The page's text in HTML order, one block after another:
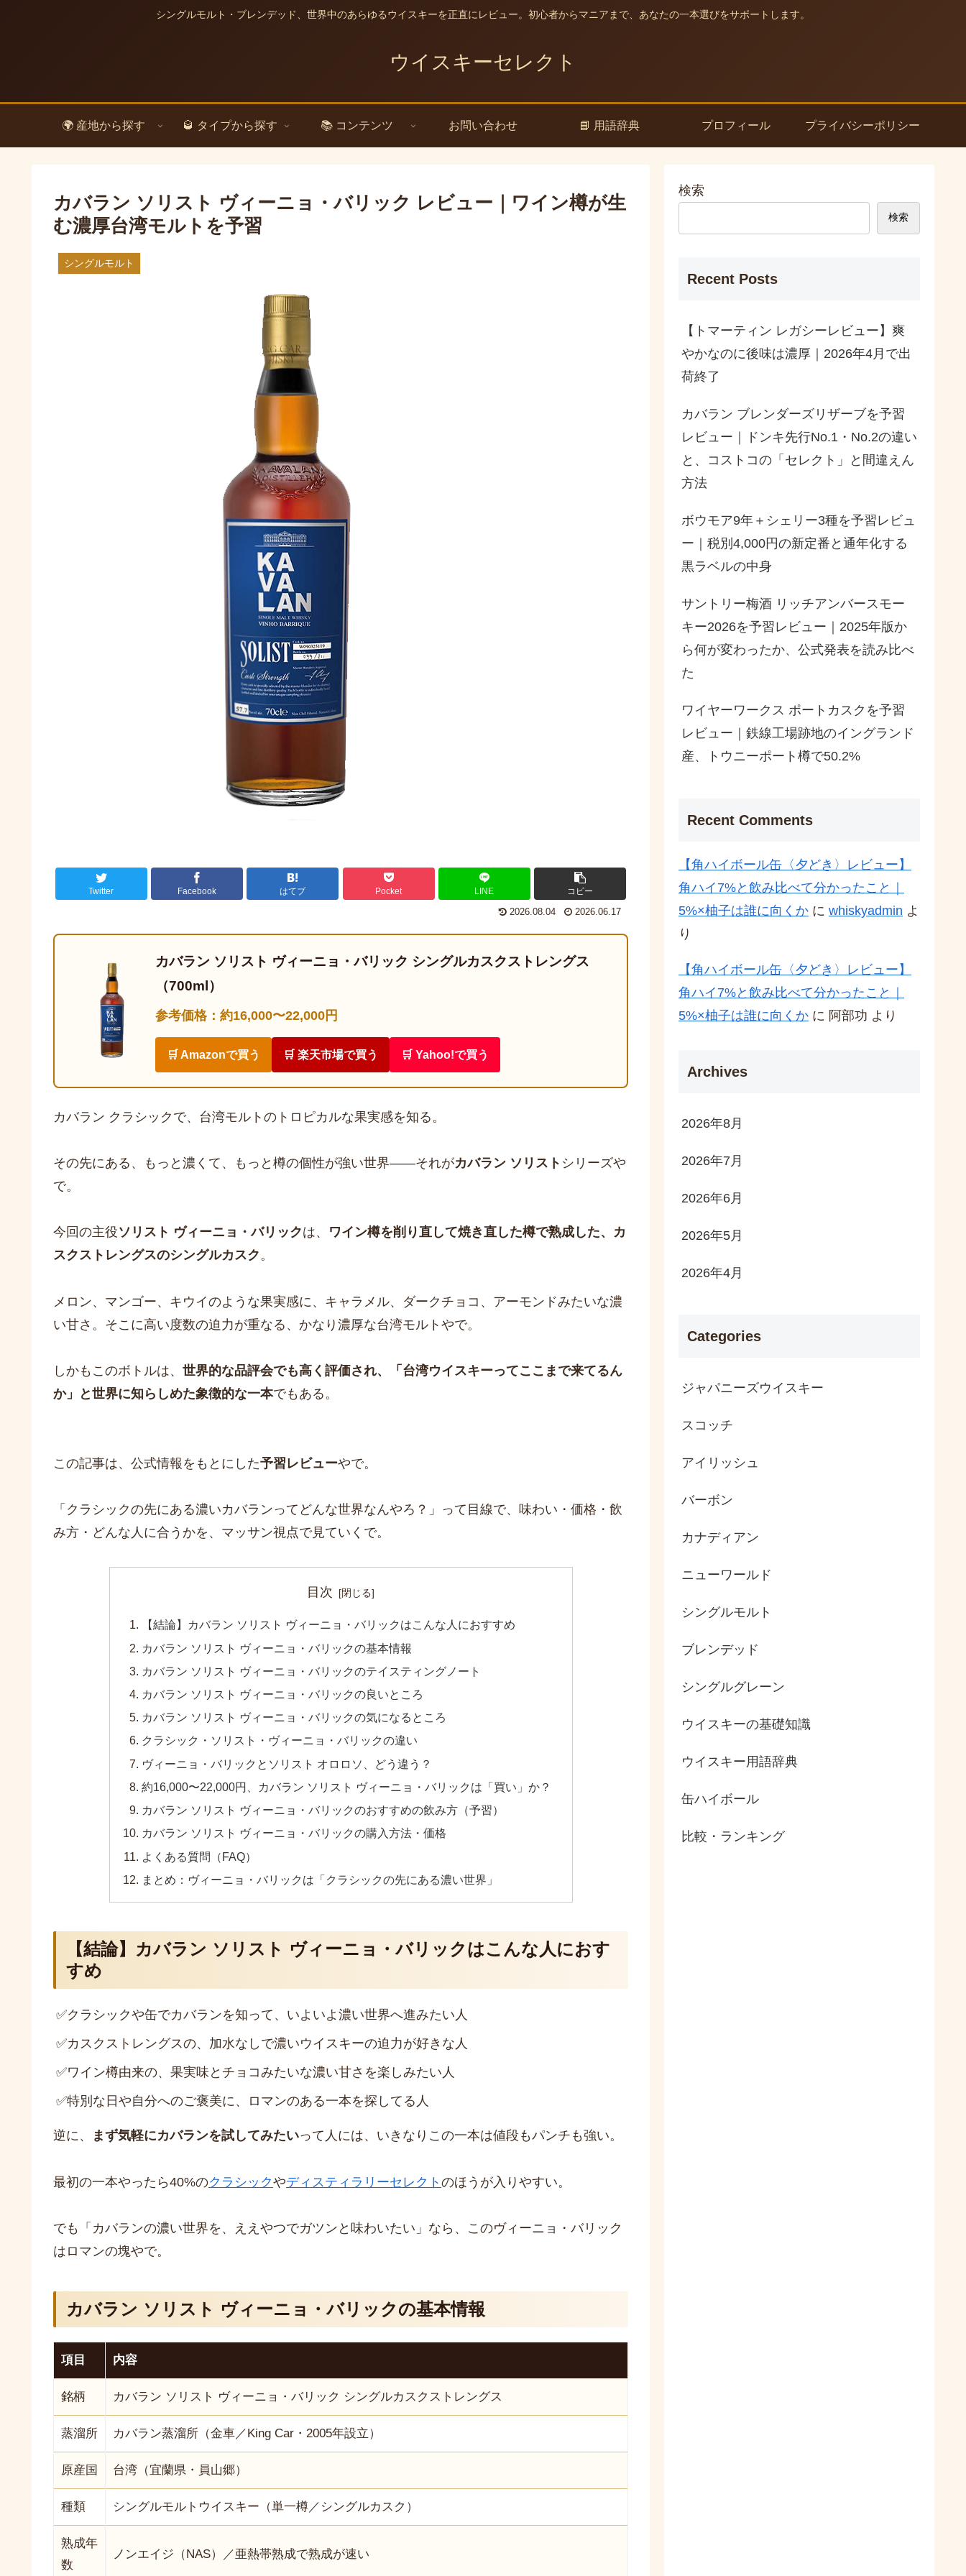
シングルモルト・ブレンデッド、世界中のあらゆるウイスキーを正直にレビュー。初心者からマニアまで、あなたの一本選びをサポートします。
ウイスキーセレクト
🌍 産地から探す 🥃 タイプから探す 📚 コンテンツ お問い合わせ 📘 用語辞典 プロフィール プライバシーポリシー
カバラン ソリスト ヴィーニョ・バリック レビュー｜ワイン樽が生
む濃厚台湾モルトを予習
シングルモルト
Twitter Facebook はてブ Pocket LINE コピー
2026.08.04 2026.06.17
カバラン ソリスト ヴィーニョ・バリック シングルカスクストレングス
（700ml）
参考価格：約16,000〜22,000円
🛒 Amazonで買う 🛒 楽天市場で買う 🛒 Yahoo!で買う
カバラン クラシックで、台湾モルトのトロピカルな果実感を知る。
その先にある、もっと濃くて、もっと樽の個性が強い世界——それがカバラン ソリスト シリーズや
で。
今回の主役ソリスト ヴィーニョ・バリックは、 ワイン樽を削り直して焼き直した樽で熟成した、カ
スクストレングスのシングルカスク。
メロン、マンゴー、キウイのような果実感に、キャラメル、ダークチョコ、アーモンドみたいな濃
い甘さ。そこに高い度数の迫力が重なる、かなり濃厚な台湾モルトやで。
しかもこのボトルは、 世界的な品評会でも高く評価され、「台湾ウイスキーってここまで来てるん
か」と世界に知らしめた象徴的な一本でもある。
この記事は、公式情報をもとにした予習レビューやで。
「クラシックの先にある濃いカバランってどんな世界なんやろ？」って目線で、味わい・価格・飲
み方・どんな人に合うかを、マッサン視点で見ていくで。
目次
【結論】カバラン ソリスト ヴィーニョ・バリックはこんな人におすすめ
カバラン ソリスト ヴィーニョ・バリックの基本情報
カバラン ソリスト ヴィーニョ・バリックのテイスティングノート
カバラン ソリスト ヴィーニョ・バリックの良いところ
カバラン ソリスト ヴィーニョ・バリックの気になるところ
クラシック・ソリスト・ヴィーニョ・バリックの違い
ヴィーニョ・バリックとソリスト オロロソ、どう違う？
約16,000〜22,000円、カバラン ソリスト ヴィーニョ・バリックは「買い」か？
カバラン ソリスト ヴィーニョ・バリックのおすすめの飲み方（予習）
カバラン ソリスト ヴィーニョ・バリックの購入方法・価格
よくある質問（FAQ）
まとめ：ヴィーニョ・バリックは「クラシックの先にある濃い世界」
【結論】カバラン ソリスト ヴィーニョ・バリックはこんな人におす
すめ
✅クラシックや缶でカバランを知って、いよいよ濃い世界へ進みたい人
✅カスクストレングスの、加水なしで濃いウイスキーの迫力が好きな人
✅ワイン樽由来の、果実味とチョコみたいな濃い甘さを楽しみたい人
✅特別な日や自分へのご褒美に、ロマンのある一本を探してる人
逆に、 まず気軽にカバランを試してみたいって人には、いきなりこの一本は値段もパンチも強い。
最初の一本やったら40%のクラシックやディスティラリーセレクト のほうが入りやすい。
でも「カバランの濃い世界を、ええやつでガツンと味わいたい」なら、このヴィーニョ・バリック
はロマンの塊やで。
カバラン ソリスト ヴィーニョ・バリックの基本情報
項目 内容
銘柄 カバラン ソリスト ヴィーニョ・バリック シングルカスクストレングス
蒸溜所 カバラン蒸溜所（金車／King Car・2005年設立）
原産国 台湾（宜蘭県・員山郷）
種類 シングルモルトウイスキー（単一樽／シングルカスク）
熟成年
数
ノンエイジ（NAS）／亜熱帯熟成で熟成が速い
検索
検索
Recent Posts
【トマーティン レガシーレビュー】爽
やかなのに後味は濃厚｜2026年4月で出
荷終了
カバラン ブレンダーズリザーブを予習
レビュー｜ドンキ先行No.1・No.2の違い
と、コストコの「セレクト」と間違えん
方法
ボウモア9年＋シェリー3種を予習レビュ
ー｜税別4,000円の新定番と通年化する
黒ラベルの中身
サントリー梅酒 リッチアンバースモー
キー2026を予習レビュー｜2025年版か
ら何が変わったか、公式発表を読み比べ
た
ワイヤーワークス ポートカスクを予習
レビュー｜鉄線工場跡地のイングランド
産、トウニーポート樽で50.2%
Recent Comments
【角ハイボール缶〈夕どき〉レビュー】
角ハイ7%と飲み比べて分かったこと｜
5%×柚子は誰に向くか に whiskyadmin よ
り
【角ハイボール缶〈夕どき〉レビュー】
角ハイ7%と飲み比べて分かったこと｜
5%×柚子は誰に向くか に 阿部功 より
Archives
2026年8月
2026年7月
2026年6月
2026年5月
2026年4月
Categories
アイリッシュ
ウイスキーの基礎知識
ウイスキー用語辞典
カナディアン
ジャパニーズウイスキー
シングルグレーン
シングルモルト
スコッチ
ニューワールド
バーボン
ブレンデッド
比較・ランキング
缶ハイボール